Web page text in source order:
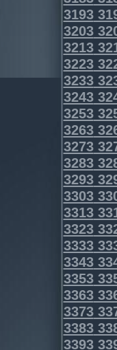
3193
3203
3213
3223
3233
3243
3253
3263
3273
3283
3293
3303
3313
3323
3333
3343
3353
3363
3373
3383
3393